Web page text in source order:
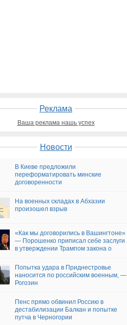
Реклама
Ваша реклама нашь успех
Новости
В Киеве предложили
переформатировать минские
договоренности
На военных складах в Абхазии
произошел взрыв
«Как мы договорились в Вашингтоне»
— Порошенко приписал себе заслуги
в утверждении Трампом закона о
Попытка удара в Приднестровье
наносится по российским военным, —
Рогозин
Пенс прямо обвинил Россию в
дестабилизации Балкан и попытке
путча в Черногории